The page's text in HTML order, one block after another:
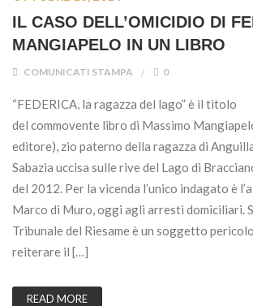
IL CASO DELL’OMICIDIO DI
MANGIAPELO IN UN LIBRO
COMUNICATI STAMPA 0
“FEDERICA, la ragazza del lago” è il titolo
del commovente libro di Massimo
editore), zio paterno della ragazza di
Sabazia uccisa sulle rive del Lago di
del 2012. Per la vicenda l’unico indagato è
Marco di Muro, oggi agli arresti domiciliari.
Tribunale del Riesame è un soggetto
reiterare il […]
READ MORE